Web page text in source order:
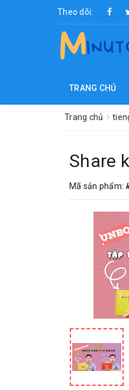
Theo dõi:
TRANG CHỦ
Trang chủ
Share
Mã sản phẩm: